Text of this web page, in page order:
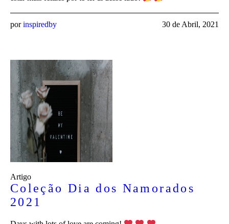
30 de Abril, 2021
porinspiredby
Artigo
Coleção Dia dos Namorados
2021